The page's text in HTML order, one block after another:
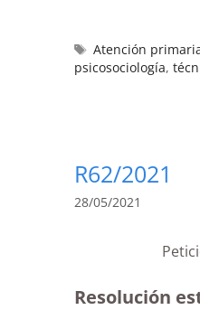
Atención
psicosociología,
R62/2021
28/05/2021
Resolución